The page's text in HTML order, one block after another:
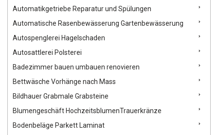
Automatikgetriebe Reparatur und Spülungen
Automatische Rasenbewässerung Gartenbewässerung
Autospenglerei Hagelschaden
Autosattlerei Polsterei
Badezimmer bauen umbauen renovieren
Bettwäsche Vorhänge nach Mass
Bildhauer Grabmale Grabsteine
Blumengeschäft HochzeitsblumenTrauerkränze
Bodenbeläge Parkett Laminat